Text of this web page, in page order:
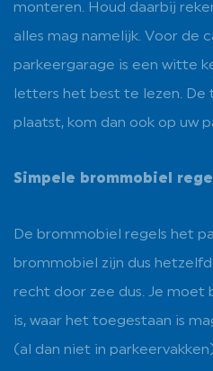
monteren. Houd daarbij
alles mag namelijk. Voor de
parkeergarage is een witte
letters het best te lezen. De
plaatst, kom dan ook op uw
Simpele brommobiel
De brommobiel regels het
brommobiel zijn dus
recht door zee dus. Je
is, waar het toegestaan is
(al dan niet in